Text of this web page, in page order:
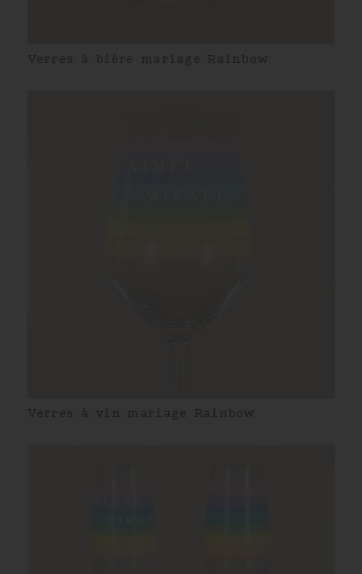
Verres à bière mariage Rainbow
Verres à vin mariage Rainbow